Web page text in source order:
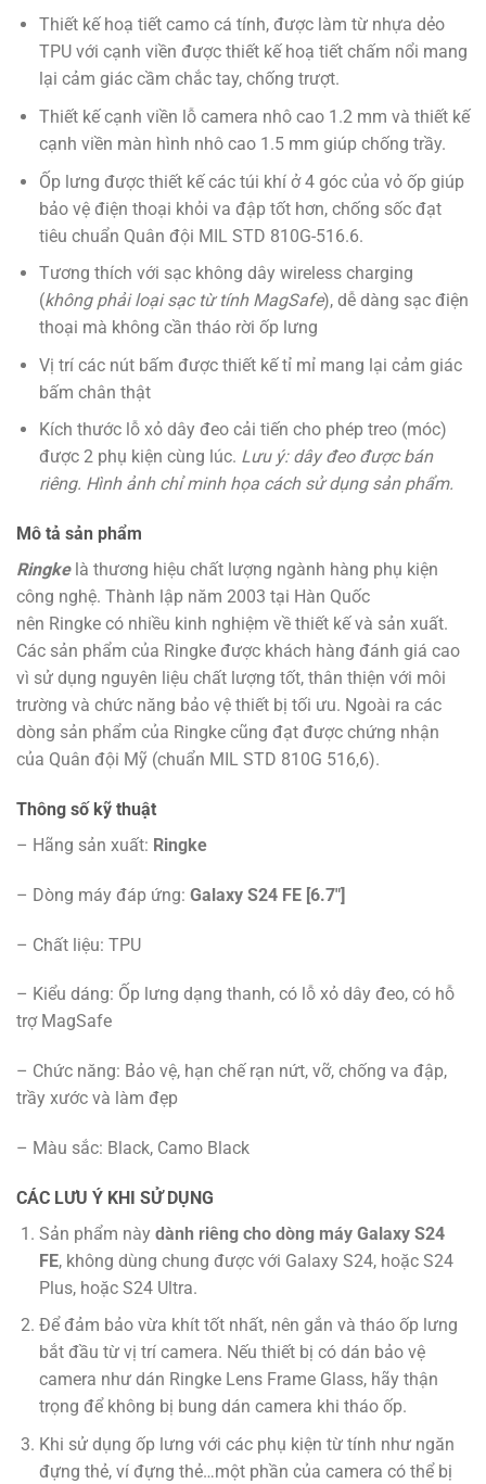
Thiết kế hoạ tiết camo cá tính, được làm từ nhựa dẻo
TPU với cạnh viền được thiết kế hoạ tiết chấm nổi mang
lại cảm giác cầm chắc tay, chống trượt.
Thiết kế cạnh viền lỗ camera nhô cao 1.2 mm và thiết kế
cạnh viền màn hình nhô cao 1.5 mm giúp chống trầy.
Ốp lưng được thiết kế các túi khí ở 4 góc của vỏ ốp giúp
bảo vệ điện thoại khỏi va đập tốt hơn, chống sốc đạt
tiêu chuẩn Quân đội MIL STD 810G-516.6.
Tương thích với sạc không dây wireless charging
(không phải loại sạc từ tính MagSafe), dễ dàng sạc điện
thoại mà không cần tháo rời ốp lưng
Vị trí các nút bấm được thiết kế tỉ mỉ mang lại cảm giác
bấm chân thật
Kích thước lỗ xỏ dây đeo cải tiến cho phép treo (móc)
được 2 phụ kiện cùng lúc. Lưu ý: dây đeo được bán
riêng. Hình ảnh chỉ minh họa cách sử dụng sản phẩm.
Mô tả sản phẩm
Ringkelà thương hiệu chất lượng ngành hàng phụ kiện
công nghệ. Thành lập năm 2003 tại Hàn Quốc
nên Ringke có nhiều kinh nghiệm về thiết kế và sản xuất.
Các sản phẩm của Ringke được khách hàng đánh giá cao
vì sử dụng nguyên liệu chất lượng tốt, thân thiện với môi
trường và chức năng bảo vệ thiết bị tối ưu. Ngoài ra các
dòng sản phẩm của Ringke cũng đạt được chứng nhận
của Quân đội Mỹ (chuẩn MIL STD 810G 516,6).
Thông số kỹ thuật
– Hãng sản xuất: Ringke
– Dòng máy đáp ứng: Galaxy S24 FE [6.7″]
– Chất liệu: TPU
– Kiểu dáng: Ốp lưng dạng thanh, có lỗ xỏ dây đeo, có hỗ
trợ MagSafe
– Chức năng: Bảo vệ, hạn chế rạn nứt, vỡ, chống va đập,
trầy xước và làm đẹp
– Màu sắc: Black, Camo Black
CÁC LƯU Ý KHI SỬ DỤNG
Sản phẩm này dành riêng cho dòng máy Galaxy S24
FE, không dùng chung được với Galaxy S24, hoặc S24
Plus, hoặc S24 Ultra.
Để đảm bảo vừa khít tốt nhất, nên gắn và tháo ốp lưng
bắt đầu từ vị trí camera. Nếu thiết bị có dán bảo vệ
camera như dán Ringke Lens Frame Glass, hãy thận
trọng để không bị bung dán camera khi tháo ốp.
Khi sử dụng ốp lưng với các phụ kiện từ tính như ngăn
đựng thẻ, ví đựng thẻ…một phần của camera có thể bị